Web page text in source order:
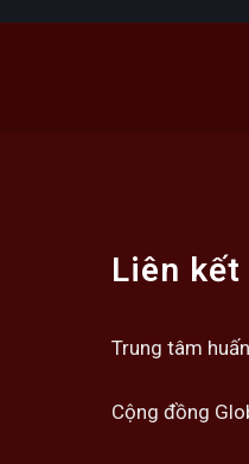
Liên kết
Trung tâm
Cộng đồng